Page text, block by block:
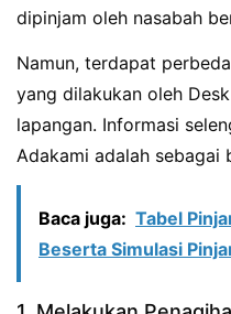
dipinjam oleh nasabah
Namun, terdapat
yang dilakukan oleh
lapangan. Informasi
Adakami adalah sebagai
Baca juga: Tabel
Beserta Simulasi